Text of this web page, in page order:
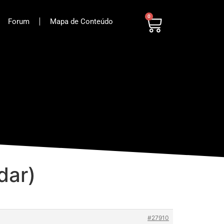
Forum Mapa de Conteúdo
0
#27910